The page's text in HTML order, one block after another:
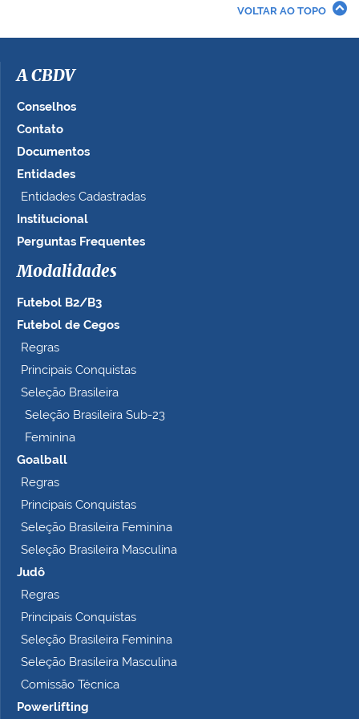
i
a
e
o
t
a
n
o
o
m
e
t
VOLTAR AO TOPO
A CBDV
Conselhos
Contato
Documentos
Entidades
Entidades Cadastradas
Institucional
Perguntas Frequentes
Modalidades
Futebol B2/B3
Futebol de Cegos
Regras
Principais Conquistas
Seleção Brasileira
Seleção Brasileira Sub-23
Feminina
Goalball
Regras
Principais Conquistas
Seleção Brasileira Feminina
Seleção Brasileira Masculina
Judô
Regras
Principais Conquistas
Seleção Brasileira Feminina
Seleção Brasileira Masculina
Comissão Técnica
Powerlifting